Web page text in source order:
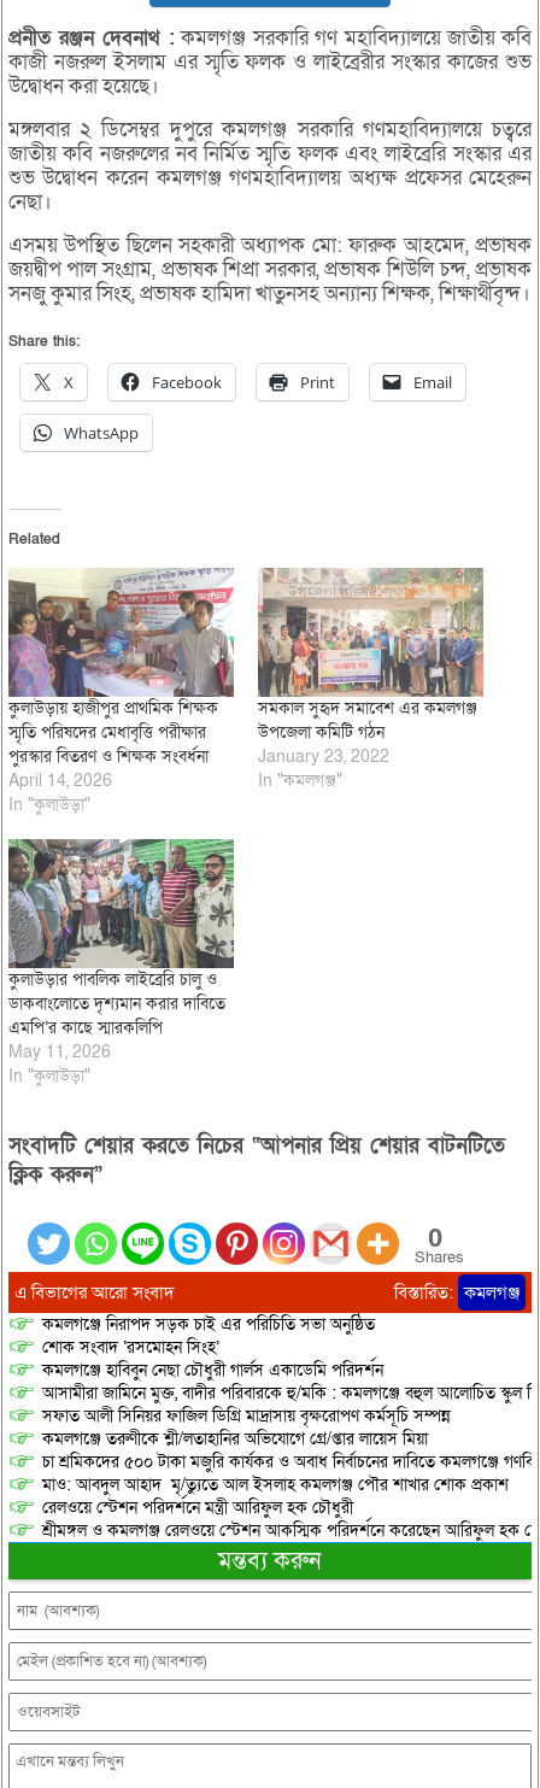
প্রনীতরঞ্জনদেবনাথ : কমলগঞ্জ সরকারি গণ মহাবিদ্যালয়ে জাতীয় কবি
কাজী নজরুল ইসলাম এর স্মৃতি ফলক ও লাইব্রেরীর সংস্কার কাজের শুভ
উদ্বোধন করা হয়েছে।
মঙ্গলবার ২ ডিসেম্বর দুপুরে কমলগঞ্জ সরকারি গণমহাবিদ্যালয়ে চত্বরে
জাতীয় কবি নজরুলের নব নির্মিত স্মৃতি ফলক এবং লাইব্রেরি সংস্কার এর
শুভ উদ্বোধন করেন কমলগঞ্জ গণমহাবিদ্যালয় অধ্যক্ষ প্রফেসর মেহেরুন
নেছা।
এসময় উপস্থিত ছিলেন সহকারী অধ্যাপক মো: ফারুক আহমেদ, প্রভাষক
জয়দ্বীপ পাল সংগ্রাম, প্রভাষক শিপ্রা সরকার, প্রভাষক শিউলি চন্দ, প্রভাষক
সনজু কুমার সিংহ, প্রভাষক হামিদা খাতুনসহ অন্যান্য শিক্ষক, শিক্ষার্থীবৃন্দ।
Share this:
X Facebook Print Email
WhatsApp
Related
কুলাউড়ায় হাজীপুর প্রাথমিক শিক্ষক
স্মৃতি পরিষদের মেধাবৃত্তি পরীক্ষার
পুরস্কার বিতরণ ও শিক্ষক সংবর্ধনা
April 14, 2026
In "কুলাউড়া"
সমকাল সুহৃদ সমাবেশ এর কমলগঞ্জ
উপজেলা কমিটি গঠন
January 23, 2022
In "কমলগঞ্জ"
কুলাউড়ার পাবলিক লাইব্রেরি চালু ও
ডাকবাংলোতে দৃশ্যমান করার দাবিতে
এমপি’র কাছে স্মারকলিপি
May 11, 2026
In "কুলাউড়া"
সংবাদটি শেয়ার করতে নিচের “আপনার প্রিয় শেয়ার বাটনটিতে
ক্লিক করুন”
0
Shares
এ বিভাগের আরো সংবাদ বিস্তারিত: কমলগঞ্জ
কমলগঞ্জে নিরাপদ সড়ক চাই এর পরিচিতি সভা অনুষ্ঠিত
শোক সংবাদ ‘রসমোহন সিংহ’
কমলগঞ্জে হাবিবুন নেছা চৌধুরী গার্লস একাডেমি পরিদর্শন
আসামীরা জামিনে মুক্ত, বাদীর পরিবারকে হু/মকি : কমলগঞ্জে বহুল আলোচিত স্কুল
সফাত আলী সিনিয়র ফাজিল ডিগ্রি মাদ্রাসায় বৃক্ষরোপণ কর্মসূচি সম্পন্ন
কমলগঞ্জে তরুণীকে শ্লী/লতাহানির অভিযোগে গ্রে/প্তার লায়েস মিয়া
চা শ্রমিকদের ৫০০ টাকা মজুরি কার্যকর ও অবাধ নির্বাচনের দাবিতে কমলগঞ্জে
মাও: আবদুল আহাদ মৃ/ত্যুতে আল ইসলাহ কমলগঞ্জ পৌর শাখার শোক প্রকাশ
রেলওয়ে স্টেশন পরিদর্শনে মন্ত্রী আরিফুল হক চৌধুরী
শ্রীমঙ্গল ও কমলগঞ্জ রেলওয়ে স্টেশন আকস্মিক পরিদর্শনে করেছেন আরিফুল হক
মন্তব্য করুন